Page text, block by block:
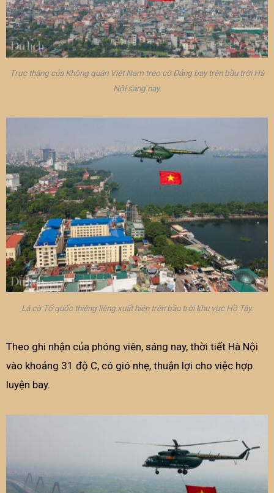
Trực thăng của Không quân Việt Nam treo cờ Đảng bay trên bầu trời Hà
Nội sáng nay.
Lá cờ Tổ quốc thiêng liêng xuất hiện trên bầu trời khu vực Hồ Tây.
Theo ghi nhận của phóng viên, sáng nay, thời tiết Hà Nội
vào khoảng 31 độ C, có gió nhẹ, thuận lợi cho việc hợp
luyện bay.